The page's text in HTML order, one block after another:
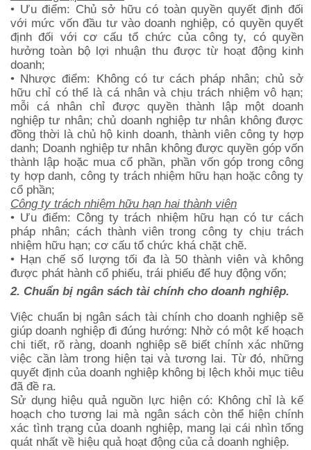
• Ưu điểm: Chủ sở hữu có toàn quyền quyết định đối
với mức vốn đầu tư vào doanh nghiệp, có quyền quyết
định đối với cơ cấu tổ chức của công ty, có quyền
hưởng toàn bộ lợi nhuận thu được từ hoạt động kinh
doanh;
• Nhược điểm: Không có tư cách pháp nhân; chủ sở
hữu chỉ có thể là cá nhân và chịu trách nhiệm vô hạn;
mỗi cá nhân chỉ được quyền thành lập một doanh
nghiệp tư nhân; chủ doanh nghiệp tư nhân không được
đồng thời là chủ hộ kinh doanh, thành viên công ty hợp
danh; Doanh nghiệp tư nhân không được quyền góp vốn
thành lập hoặc mua cổ phần, phần vốn góp trong công
ty hợp danh, công ty trách nhiệm hữu hạn hoặc công ty
cổ phần;
Công ty trách nhiệm hữu hạn hai thành viên
• Ưu điểm: Công ty trách nhiệm hữu hạn có tư cách
pháp nhân; cách thành viên trong công ty chịu trách
nhiệm hữu hạn; cơ cấu tổ chức khá chặt chẽ.
• Hạn chế số lượng tối đa là 50 thành viên và không
được phát hành cổ phiếu, trái phiếu để huy động vốn;
2. Chuẩn bị ngân sách tài chính cho doanh nghiệp.
Việc chuẩn bị ngân sách tài chính cho doanh nghiệp sẽ
giúp doanh nghiệp đi đúng hướng: Nhờ có một kế hoạch
chi tiết, rõ ràng, doanh nghiệp sẽ biết chính xác những
việc cần làm trong hiện tại và tương lai. Từ đó, những
quyết định của doanh nghiệp không bị lệch khỏi mục tiêu
đã đề ra.
Sử dụng hiệu quả nguồn lực hiện có: Không chỉ là kế
hoạch cho tương lai mà ngân sách còn thể hiện chính
xác tình trạng của doanh nghiệp, mang lại cái nhìn tổng
quát nhất về hiệu quả hoạt động của cả doanh nghiệp.